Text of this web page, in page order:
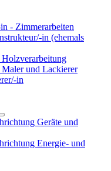
- Zimmerarbeiten
in (ehemals
und Lackierer
in
Geräte und
Energie- und